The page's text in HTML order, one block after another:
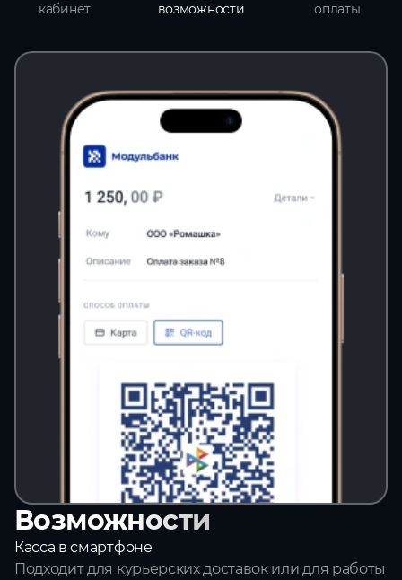
кабинет возможности оплаты
Возможности
Касса в смартфоне
Подходит для курьерских доставок или для работы